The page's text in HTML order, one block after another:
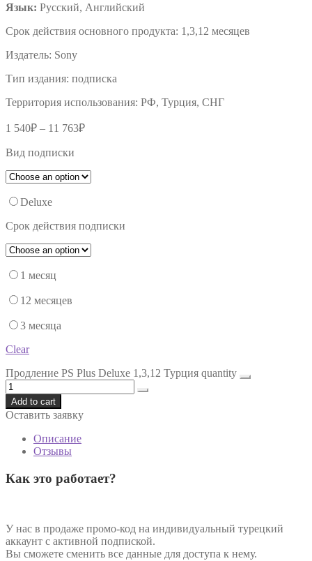
Язык: Русский, Английский
Срок действия основного продукта: 1,3,12 месяцев
Издатель: Sony
Тип издания: подписка
Территория использования: РФ, Турция, СНГ
1 540₽ – 11 763₽
Вид подписки
Deluxe
Срок действия подписки
1 месяц
12 месяцев
3 месяца
Clear
Продление PS Plus Deluxe 1,3,12 Турция quantity
Add to cart
Оставить заявку
Описание
Отзывы
Как это работает?
У нас в продаже промо-код на индивидуальный турецкий
аккаунт с активной подпиской.
Вы сможете сменить все данные для доступа к нему.